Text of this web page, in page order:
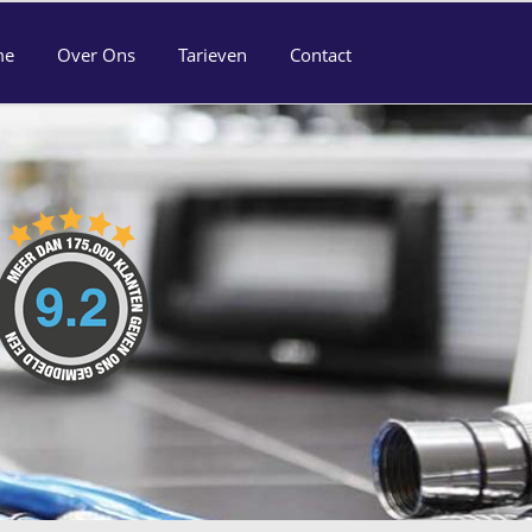
Over Ons Tarieven Contact